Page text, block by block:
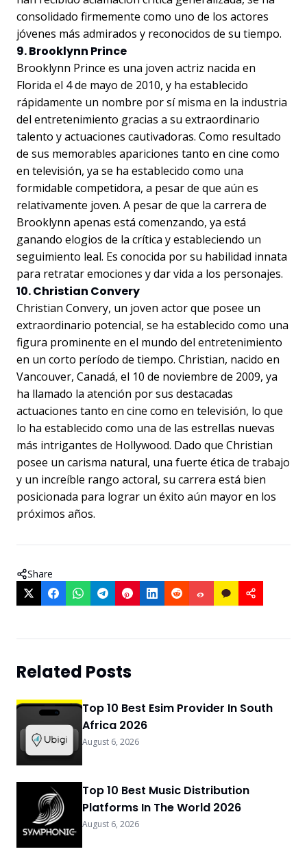
consolidado firmemente como uno de los actores
jóvenes más admirados y reconocidos de su tiempo.
9. Brooklynn Prince
Brooklynn Prince es una joven actriz nacida en
Florida el 4 de mayo de 2010, y ha establecido
rápidamente un nombre por sí misma en la industria
del entretenimiento gracias a su extraordinario
talento y actuaciones cautivadoras. Como resultado
de sus memorables apariciones tanto en cine como
en televisión, ya se ha establecido como una
formidable competidora, a pesar de que aún es
relativamente joven. A pesar de que la carrera de
Brooklynn apenas está comenzando, ya está
ganando elogios de la crítica y estableciendo un
seguimiento leal. Es conocida por su habilidad innata
para retratar emociones y dar vida a los personajes.
10. Christian Convery
Christian Convery, un joven actor que posee un
extraordinario potencial, se ha establecido como una
figura prominente en el mundo del entretenimiento
en un corto período de tiempo. Christian, nacido en
Vancouver, Canadá, el 10 de noviembre de 2009, ya
ha llamado la atención por sus destacadas
actuaciones tanto en cine como en televisión, lo que
lo ha establecido como una de las estrellas nuevas
más intrigantes de Hollywood. Dado que Christian
posee un carisma natural, una fuerte ética de trabajo
y un increíble rango actoral, su carrera está bien
posicionada para lograr un éxito aún mayor en los
próximos años.
Share
Related Posts
Top 10 Best Esim Provider In South
Africa 2026
August 6, 2026
Top 10 Best Music Distribution
Platforms In The World 2026
August 6, 2026